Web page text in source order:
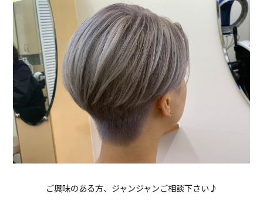
ご興味のある方、ジャンジャンご相談下さい♪